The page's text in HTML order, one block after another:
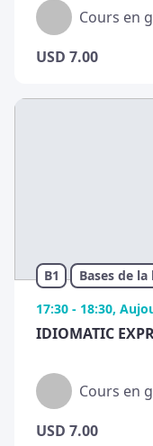
Cours en
USD 7.00
B1
Bases de
17:30 - 18:30,
Cours en
USD 7.00